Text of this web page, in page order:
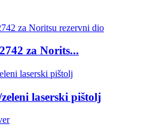
za Norits...
laserski pištolj